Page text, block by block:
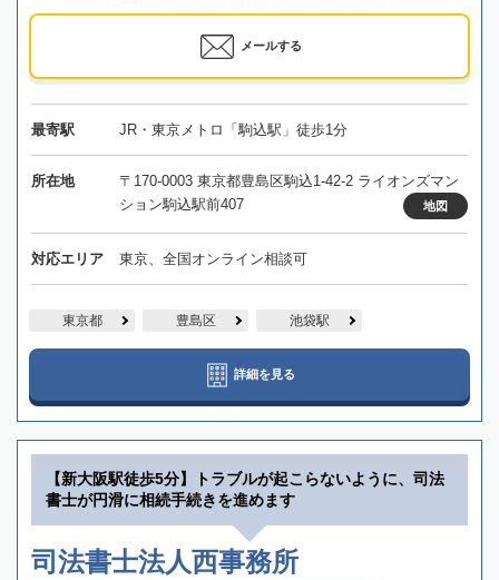
メールする
最寄駅 JR・東京メトロ「駒込駅」徒歩1分
所在地
〒170-0003 東京都豊島区駒込1-42-2 ライオンズマン
ション駒込駅前407
地図
対応エリア 東京、全国オンライン相談可
東京都 豊島区 池袋駅
詳細を見る
【新大阪駅徒歩5分】トラブルが起こらないように、司法
書士が円滑に相続手続きを進めます
司法書士法人西事務所